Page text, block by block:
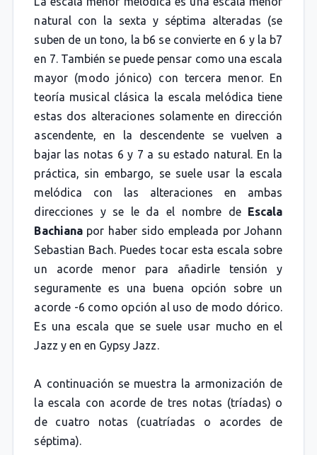
natural con la sexta y séptima alteradas (se
suben de un tono, la b6 se convierte en 6 y la b7
en 7. También se puede pensar como una escala
mayor (modo jónico) con tercera menor. En
teoría musical clásica la escala melódica tiene
estas dos alteraciones solamente en dirección
ascendente, en la descendente se vuelven a
bajar las notas 6 y 7 a su estado natural. En la
práctica, sin embargo, se suele usar la escala
melódica con las alteraciones en ambas
direcciones y se le da el nombre de Escala
Bachianapor haber sido empleada por Johann
Sebastian Bach. Puedes tocar esta escala sobre
un acorde menor para añadirle tensión y
seguramente es una buena opción sobre un
acorde -6 como opción al uso de modo dórico.
Es una escala que se suele usar mucho en el
Jazz y en en Gypsy Jazz.
A continuación se muestra la armonización de
la escala con acorde de tres notas (tríadas) o
de cuatro notas (cuatríadas o acordes de
séptima).